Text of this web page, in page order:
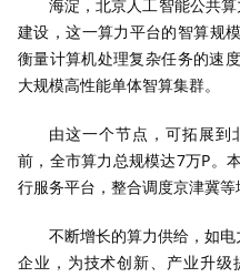
海淀，北京人工智能公共
建设，这一算力平台的智算规
衡量计算机处理复杂任务的速
大规模高性能单体智算集群。
由这一个节点，可拓展到
前，全市算力总规模达7万P。
行服务平台，整合调度京津冀等
不断增长的算力供给，如
企业，为技术创新、产业升级